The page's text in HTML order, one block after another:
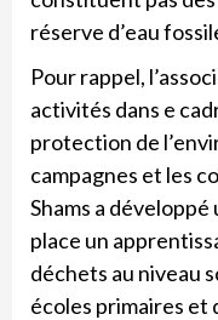
réserve d’eau
Pour rappel,
activités dans e
protection de
campagnes et les
Shams a
place un
déchets au niveau
écoles primaires et